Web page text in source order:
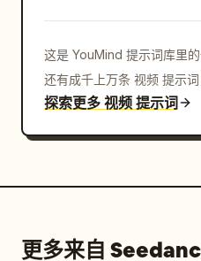
这是 YouMind 提示词库里
还有成千上万条 视频 提示词
探索更多 视频 提示词
更多来自